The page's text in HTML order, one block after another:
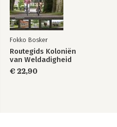
Fokko Bosker
Routegids Koloniën
van Weldadigheid
€ 22,90